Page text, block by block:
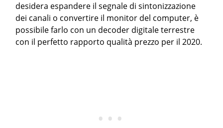
desidera espandere il segnale di sintonizzazione
dei canali o convertire il monitor del computer, è
possibile farlo con un decoder digitale terrestre
con il perfetto rapporto qualità prezzo per il 2020.